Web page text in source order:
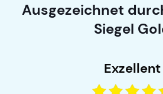
Ausgezeichnet
Siegel
Exzellent